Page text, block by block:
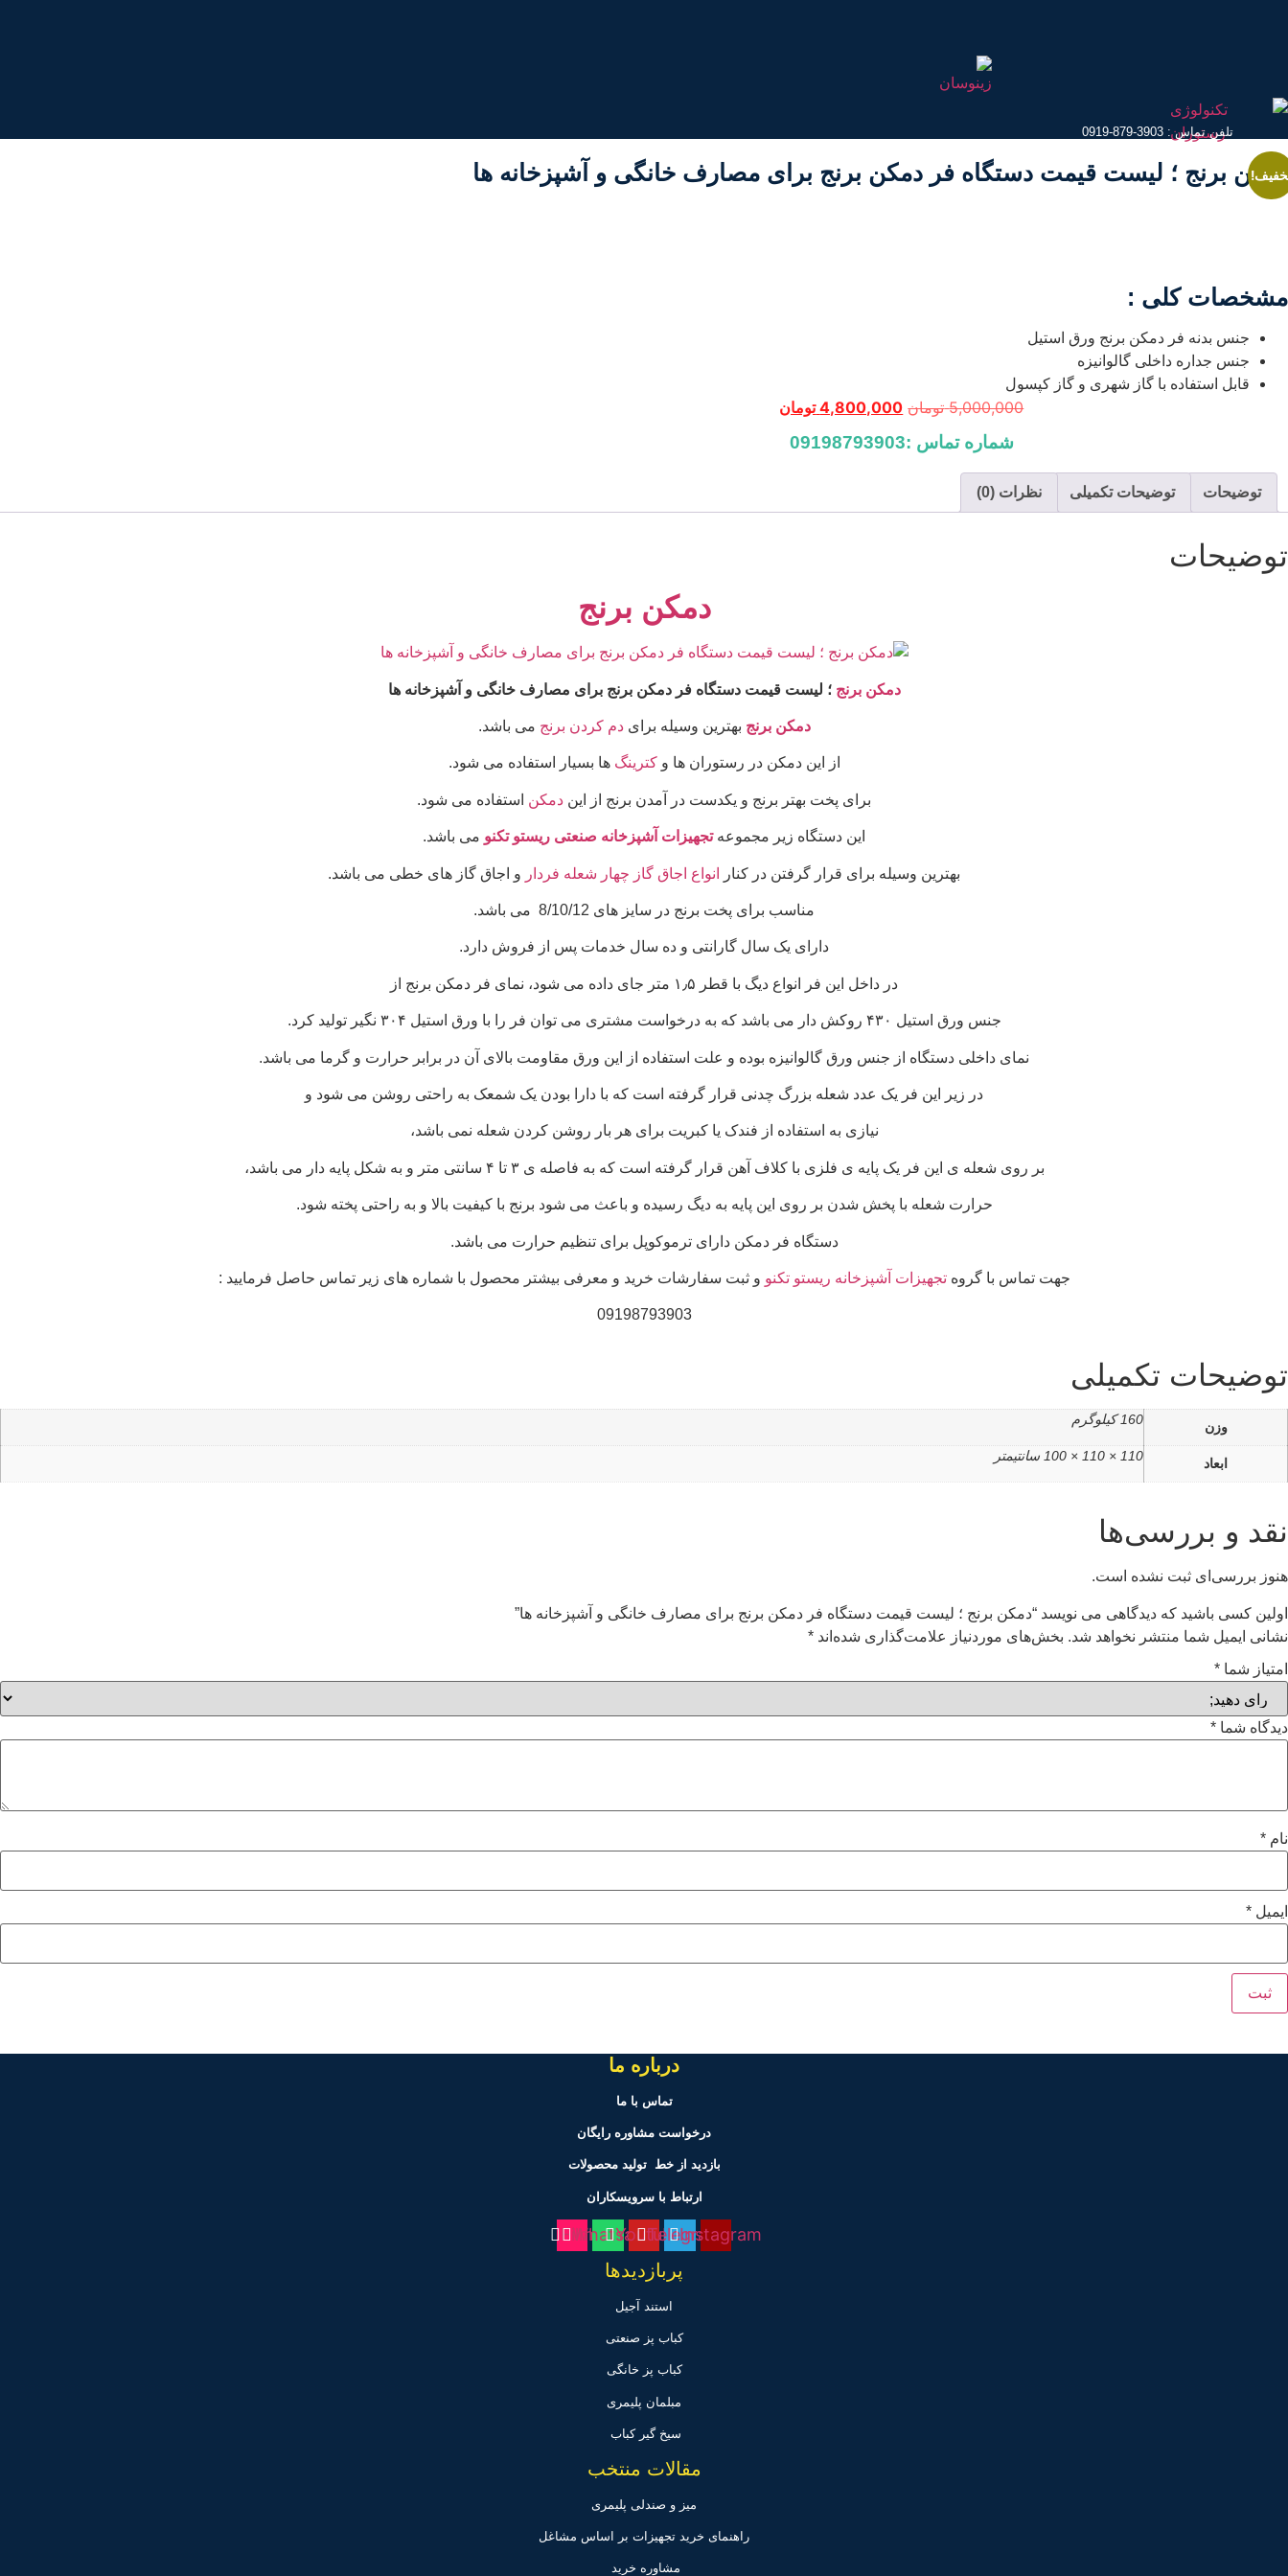
تلفن تماس : 3903-879-0919
دمکن برنج ؛ لیست قیمت دستگاه فر دمکن برنج برای مصارف خانگی و آشپزخانه ها
مشخصات کلی :
جنس بدنه فر دمکن برنج ورق استیل
جنس جداره داخلی گالوانیزه
قابل استفاده با گاز شهری و گاز کپسول
5,000,000 تومان قیمت
5,000,000 تومان
4,800,000 تومانقیمت
شماره تماس :09198793903
توضیحات توضیحات تکمیلی نظرات (0)
توضیحات
دمکن برنج
دمکن برنج ؛ لیست قیمت دستگاه فر دمکن برنج برای مصارف خانگی و آشپزخانه ها
دمکن برنج بهترین وسیله برایدم کردن برنج می باشد.
از این دمکن در رستوران ها وکترینگ ها بسیار استفاده می شود.
برای پخت بهتر برنج و یکدست در آمدن برنج از این دمکن استفاده می شود.
این دستگاه زیر مجموعهتجهیزات آشپزخانه صنعتی ریستو تکنو می باشد.
بهترین وسیله برای قرار گرفتن در کنار انواع اجاق گاز چهار شعله فردار و اجاق گاز های خطی می باشد.
مناسب برای پخت برنج در سایز های 8/10/12 می باشد.
دارای یک سال گارانتی و ده سال خدمات پس از فروش دارد.
در داخل این فر انواع دیگ با قطر ۱٫۵ متر جای داده می شود، نمای فر دمکن برنج از
جنس ورق استیل ۴۳۰ روکش دار می باشد که به درخواست مشتری می توان فر را با ورق استیل ۳۰۴ نگیر تولید کرد.
نمای داخلی دستگاه از جنس ورق گالوانیزه بوده و علت استفاده از این ورق مقاومت بالای آن در برابر حرارت و گرما می باشد.
در زیر این فر یک عدد شعله بزرگ چدنی قرار گرفته است که با دارا بودن یک شمعک به راحتی روشن می شود و
نیازی به استفاده از فندک یا کبریت برای هر بار روشن کردن شعله نمی باشد،
بر روی شعله ی این فر یک پایه ی فلزی با کلاف آهن قرار گرفته است که به فاصله ی ۳ تا ۴ سانتی متر و به شکل پایه دار می باشد،
حرارت شعله با پخش شدن بر روی این پایه به دیگ رسیده و باعث می شود برنج با کیفیت بالا و به راحتی پخته شود.
دستگاه فر دمکن دارای ترموکوپل برای تنظیم حرارت می باشد.
جهت تماس با گروهتجهیزات آشپزخانه ریستو تکنو و ثبت سفارشات خرید و معرفی بیشتر محصول با شماره های زیر تماس حاصل فرمایید :
09198793903
توضیحات تکمیلی
وزن 160 کیلوگرم
ابعاد 110 × 110 × 100 سانتیمتر
نقد و بررسی‌ها
هنوز بررسی‌ای ثبت نشده است.
اولین کسی باشید که دیدگاهی می نویسد “دمکن برنج ؛ لیست قیمت دستگاه فر دمکن برنج برای مصارف خانگی و آشپزخانه ها”
نشانی ایمیل شما منتشر نخواهد شد. بخش‌های موردنیاز علامت‌گذاری شده‌اند *
امتیاز شما *
دیدگاه شما *
نام *
ایمیل *
درباره ما
تماس با ما
درخواست مشاوره رایگان
بازدید از خط تولیدمحصولات
ارتباط با سرویسکاران
Instagram
Telegram
Youtube
Whatsapp
Film
پربازدیدها
استند آجیل
کباب پز صنعتی
کباب پز خانگی
مبلمان پلیمری
سیخ گیر کباب
مقالات منتخب
میز و صندلی پلیمری
راهنمای خرید تجهیزات بر اساس مشاغل
مشاوره خرید